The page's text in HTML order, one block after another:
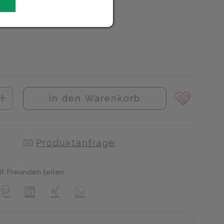
In den Warenkorb
Produktanfrage
Freunden teilen